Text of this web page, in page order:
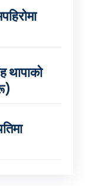
थापाको